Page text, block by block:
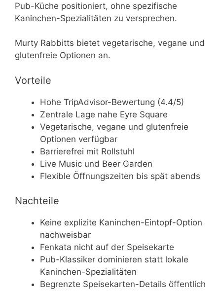
Pub-Küche positioniert, ohne spezifische
Kaninchen-Spezialitäten zu versprechen.
Murty Rabbitts bietet vegetarische, vegane und
glutenfreie Optionen an.
Vorteile
Hohe TripAdvisor-Bewertung (4.4/5)
Zentrale Lage nahe Eyre Square
Vegetarische, vegane und glutenfreie
Optionen verfügbar
Barrierefrei mit Rollstuhl
Live Music und Beer Garden
Flexible Öffnungszeiten bis spät abends
Nachteile
Keine explizite Kaninchen-Eintopf-Option
nachweisbar
Fenkata nicht auf der Speisekarte
Pub-Klassiker dominieren statt lokale
Kaninchen-Spezialitäten
Begrenzte Speisekarten-Details öffentlich